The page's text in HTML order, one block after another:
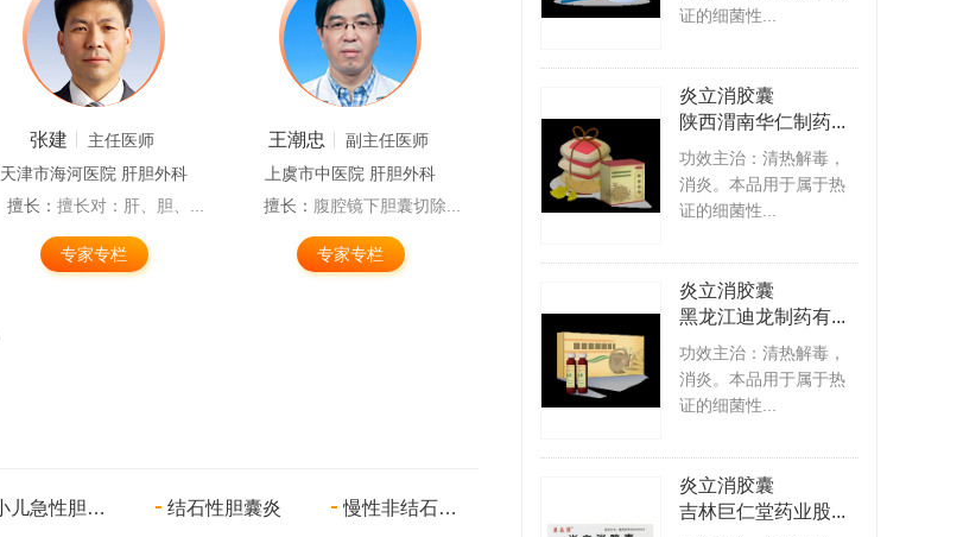
张建
主任医师
天津市海河医院 肝胆外科
擅长： 擅长对：肝、胆、...
专家专栏
王潮忠
副主任医师
上虞市中医院 肝胆外科
擅长： 腹腔镜下胆囊切除...
专家专栏
冯建永
副主任医师
天水市第一人民医院 肝胆外科
擅长：能熟练处理外科急...
抚顺市中医院 心病科
小儿急性胆囊炎 结石性胆囊炎 慢性非结石性胆囊炎
证的细菌性...
炎立消胶囊
陕西渭南华仁制药...
功效主治：清热解毒，
消炎。本品用于属于热
证的细菌性...
炎立消胶囊
黑龙江迪龙制药有...
功效主治：清热解毒，
消炎。本品用于属于热
证的细菌性...
炎立消胶囊
吉林巨仁堂药业股...